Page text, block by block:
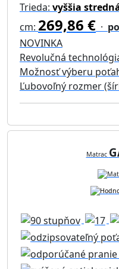
Trieda: vyššia
cm: 269,86 € ·
NOVINKA
Revolučná
Možnosť výberu
Ľubovoľný rozmer
Matrac